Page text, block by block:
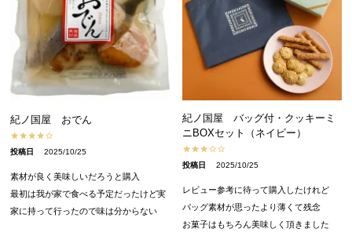
紀ノ国屋 おでん
投稿日 2025/10/25
素材が良く美味しいだろうと購入
最初は我が家で食べる予定だったけど実
家に持って行ったので味は分からない
紀ノ国屋 バッグ付・クッキーミ
ニBOXセット（ネイビー）
投稿日 2025/10/25
レビュー参考に待って購入したけれど
バッグ素材が思ったより薄くて残念
お菓子はもちろん美味しく頂きました